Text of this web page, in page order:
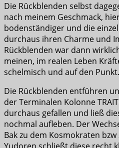
Die Rückblenden selbst
nach meinem Geschmack,
bodenständiger und die
durchaus ihren Charme und
Rückblenden war dann
meinen, im realen Leben
schelmisch und auf den Punkt.
Die Rückblenden entführen
der Terminalen Kolonne
durchaus gefallen und ließ
nochmal aufleben. Der
Bak zu dem Kosmokraten